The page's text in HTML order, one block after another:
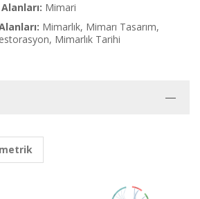
Mimari
Mimarlık, Mimarı Tasarım,
Mimarlık Tarihi